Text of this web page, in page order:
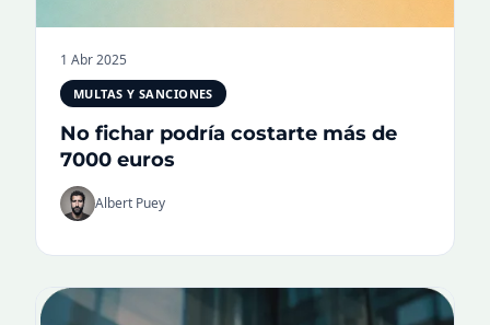
1 Abr 2025
MULTAS Y SANCIONES
No fichar podría costarte más de
7000 euros
Albert Puey